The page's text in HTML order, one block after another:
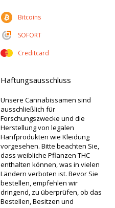
Bitcoins
SOFORT
Creditcard
Haftungsausschluss
Unsere Cannabissamen sind
ausschließlich für
Forschungszwecke und die
Herstellung von legalen
Hanfprodukten wie Kleidung
vorgesehen. Bitte beachten Sie,
dass weibliche Pflanzen THC
enthalten können, was in vielen
Ländern verboten ist. Bevor Sie
bestellen, empfehlen wir
dringend, zu überprüfen, ob das
Bestellen, Besitzen und